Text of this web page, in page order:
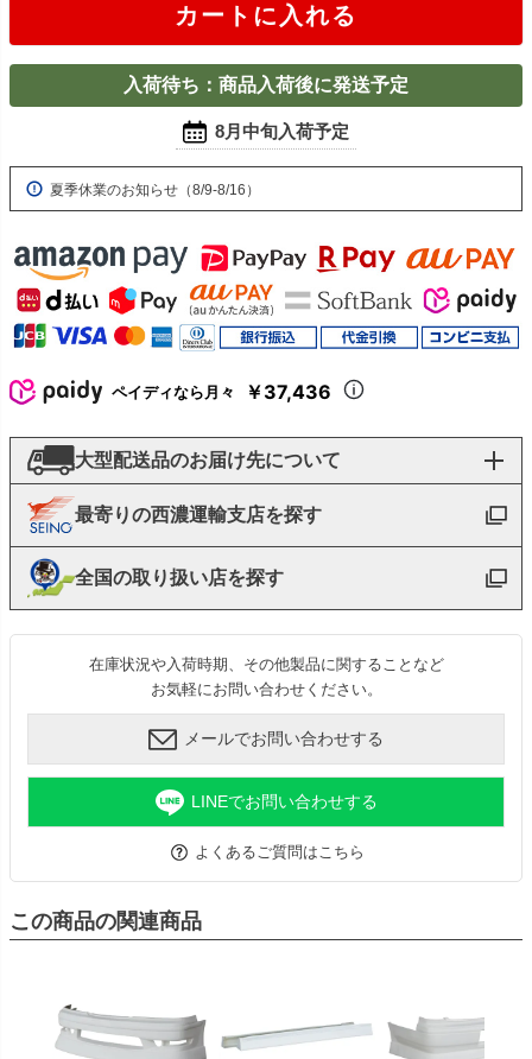
カートに入れる
入荷待ち：商品入荷後に発送予定
8月中旬入荷予定
夏季休業のお知らせ（8/9-8/16）
ペイディなら月々 ￥37,436
大型配送品のお届け先について
最寄りの西濃運輸支店を探す
全国の取り扱い店を探す
在庫状況や入荷時期、その他製品に関することなど
お気軽にお問い合わせください。
メールでお問い合わせする
LINEでお問い合わせする
よくあるご質問はこちら
この商品の関連商品